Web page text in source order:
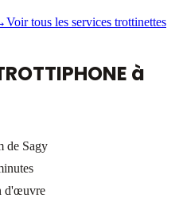
Voir tous les services trottinettes
à
de Sagy
d'œuvre